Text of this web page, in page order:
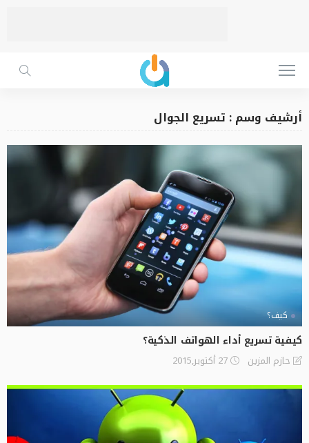
أرشيف وسم : تسريع الجوال
كيف؟
كيفية تسريع أداء الهواتف الذكية؟
حازم المزين 27 أكتوبر,2015